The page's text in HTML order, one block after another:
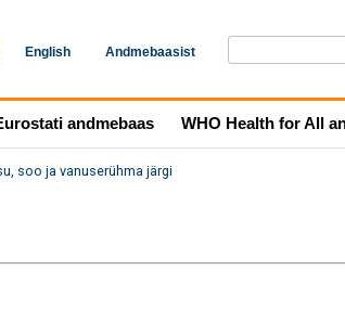
English Andmebaasist
andmebaas WHO Health for All
soo ja vanuserühma järgi